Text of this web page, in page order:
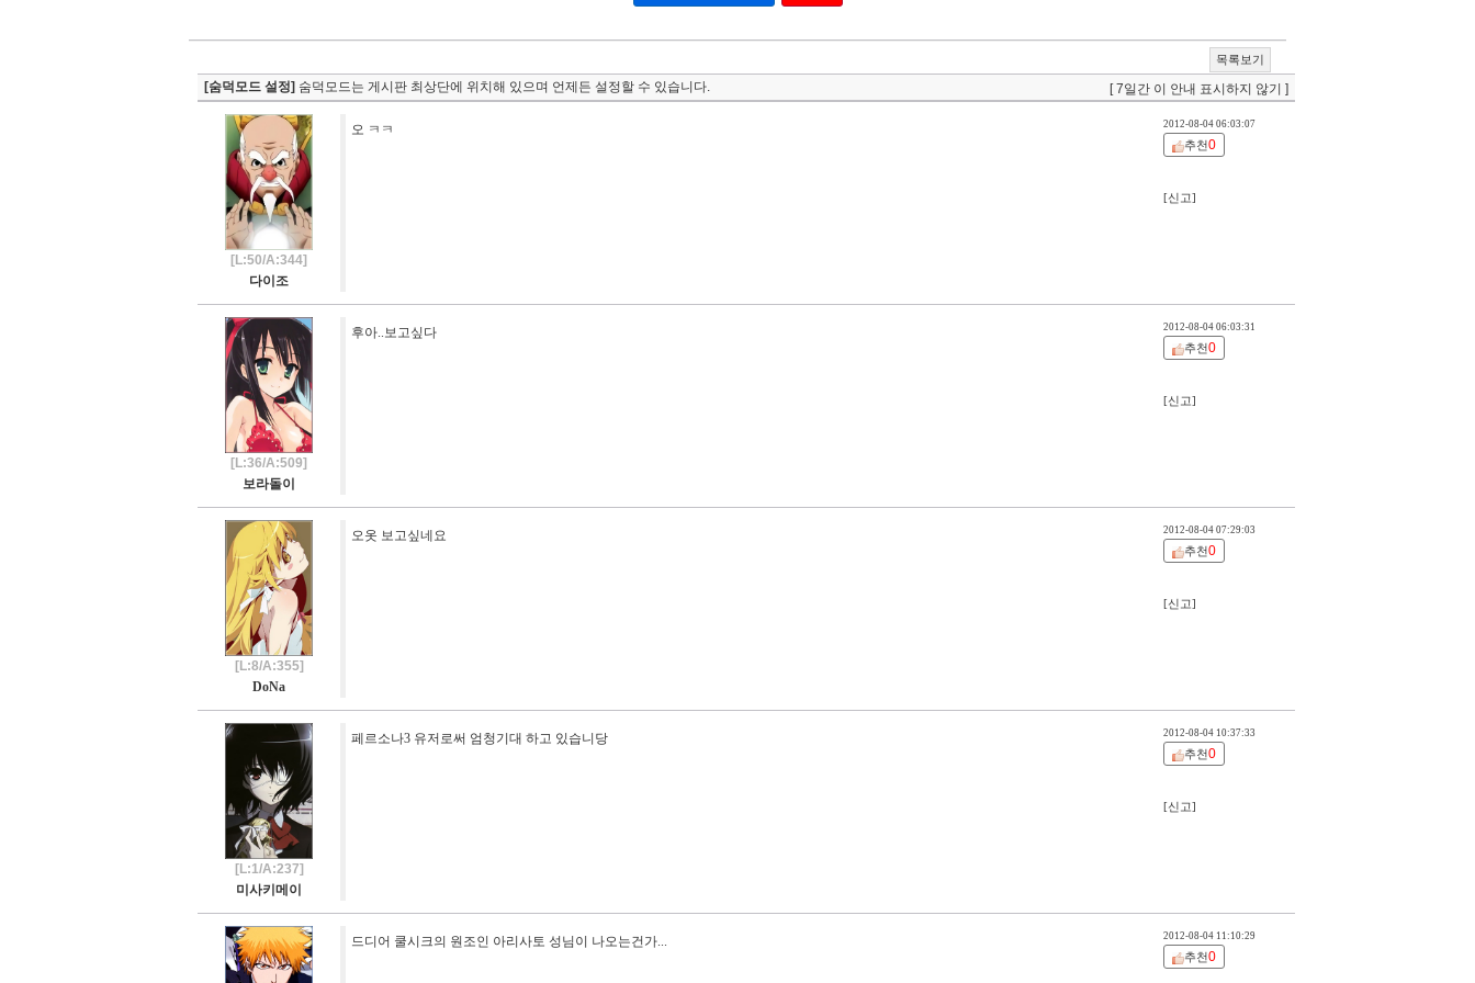
목록보기
[숨덕모드 설정] 숨덕모드는 게시판 최상단에 위치해 있으며 언제든 설정할 수 있습니다. [ 7일간 이 안내 표시하지 않기 ]
[L:50/A:344]
다이조
오 ㅋㅋ 2012-08-04 06:03:07
추천0
[신고]
[L:36/A:509]
보라돌이
후아..보고싶다 2012-08-04 06:03:31
추천0
[신고]
[L:8/A:355]
DoNa
오옷 보고싶네요 2012-08-04 07:29:03
추천0
[신고]
[L:1/A:237]
미사키메이
페르소나3 유저로써 엄청기대 하고 있습니당 2012-08-04 10:37:33
추천0
[신고]
드디어 쿨시크의 원조인 아리사토 성님이 나오는건가... 2012-08-04 11:10:29
추천0